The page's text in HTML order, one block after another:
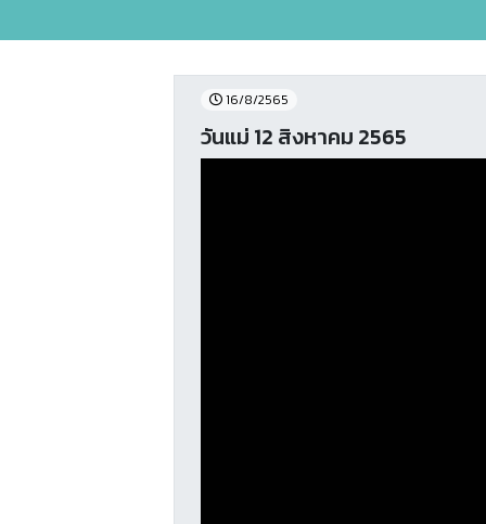
16/8/2565
วันแม่ 12 สิงหาคม 2565